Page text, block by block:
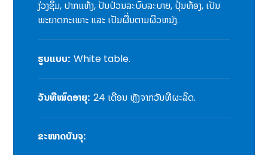
ງ່ວງຊຶມ, ປາກແຫ້ງ, ປັ່ນປ່ວນລະບົບລະບາຍ, ປຸ້ນທ້ອງ, ເປັນ
ພະຍາດກະເພາະ ແລະ ເປັນຜື່ນຕາມຜິວຫນັງ.
ຮູບແບບ:White table.
ວັນທີໝົດອາຍຸ:24 ເດືອນ ຫຼັງຈາກວັນທີຜະລິດ.
ຂະໜາດບັນຈຸ: